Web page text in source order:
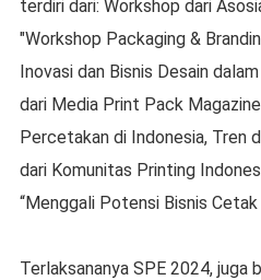
terdiri dari: Workshop dari
"Workshop Packaging &
Inovasi dan Bisnis Desain
dari Media Print Pack
Percetakan di Indonesia, Tren
dari Komunitas Printing
“Menggali Potensi Bisnis Cetak
Terlaksananya SPE 2024, juga